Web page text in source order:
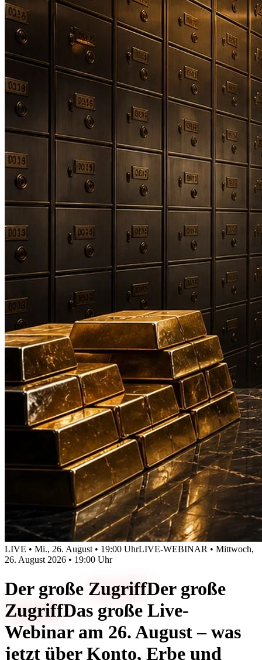
LIVE • Mi., 26. August • 19:00 UhrLIVE-WEBINAR • Mittwoch,
26. August 2026 • 19:00 Uhr
Der große ZugriffDer große
ZugriffDas große Live-
Webinar am 26. August – was
jetzt über Konto, Erbe und